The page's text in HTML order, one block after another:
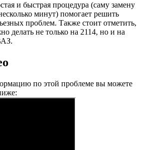
и быстрая процедура (саму замену
минут) помогает решить
проблем. Также стоит отметить,
делать не только на 2114, но и на
по этой проблеме вы можете